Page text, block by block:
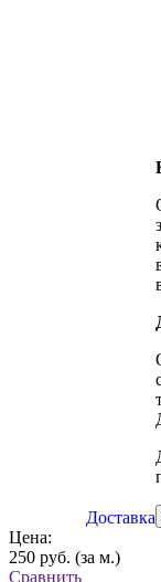
Доставка
Цена:
250 руб. (за м.)
Сравнить